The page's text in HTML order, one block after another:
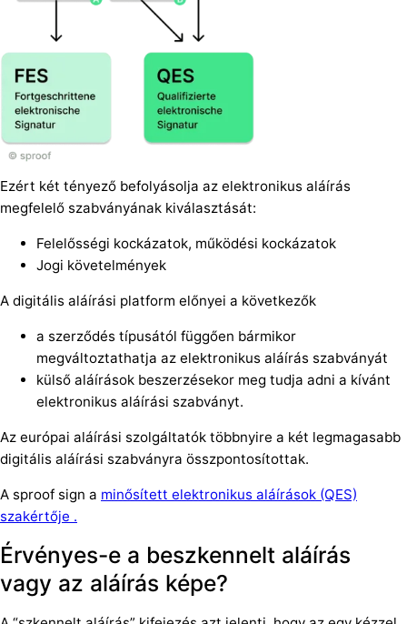
Ezért két tényező befolyásolja az elektronikus aláírás
megfelelő szabványának kiválasztását:
Felelősségi kockázatok, működési kockázatok
Jogi követelmények
A digitális aláírási platform előnyei a következők
a szerződés típusától függően bármikor
megváltoztathatja az elektronikus aláírás szabványát
külső aláírások beszerzésekor meg tudja adni a kívánt
elektronikus aláírási szabványt.
Az európai aláírási szolgáltatók többnyire a két legmagasabb
digitális aláírási szabványra összpontosítottak.
A sproof sign a minősített elektronikus aláírások (QES)
szakértője .
Érvényes-e a beszkennelt aláírás
vagy az aláírás képe?